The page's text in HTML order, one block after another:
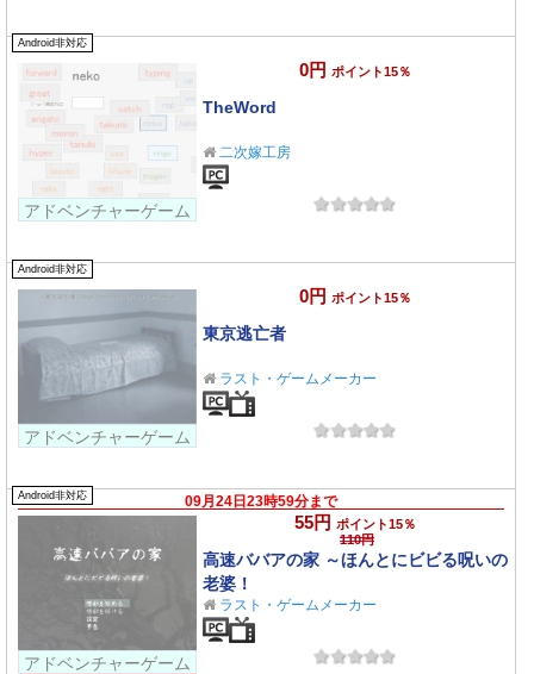
Android非対応
アドベンチャーゲーム
0円 ポイント15％
TheWord
二次嫁工房
Android非対応
アドベンチャーゲーム
0円 ポイント15％
東京逃亡者
ラスト・ゲームメーカー
09月24日23時59分まで
Android非対応
アドベンチャーゲーム
55円 ポイント15％
110円
高速ババアの家 ～ほんとにビビる呪いの
老婆！
ラスト・ゲームメーカー